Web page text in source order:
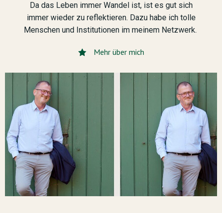
Da das Leben immer Wandel ist, ist es gut sich
immer wieder zu reflektieren. Dazu habe ich tolle
Menschen und Institutionen im meinem Netzwerk.
Mehr über mich